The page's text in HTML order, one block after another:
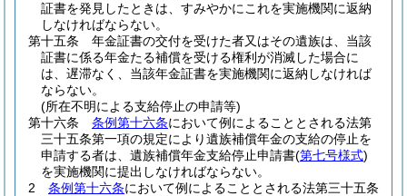
証書を発見したときは、すみやかにこれを実施機関に返納
しなければならない。
第十五条
年金証書の交付を受けた者又はその遺族は、当該
証書に係る年金たる補償を受ける権利が消滅した場合に
は、遅滞なく、当該年金証書を実施機関に返納しなければ
ならない。
(所在不明による支給停止の申請等)
第十六条
条例第十六条において例によることとされる法第
三十五条第一項の規定により遺族補償年金の支給の停止を
申請する者は、遺族補償年金支給停止申請書(第七号様式)
を実施機関に提出しなければならない。
2
条例第十六条において例によることとされる法第三十五条